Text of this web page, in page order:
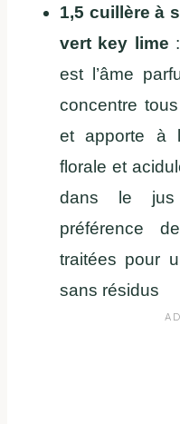
1,5 cuillère à
vert key lime
est l’âme
concentre
et apporte à
florale et
dans le jus
préférence
traitées pour
sans résidus